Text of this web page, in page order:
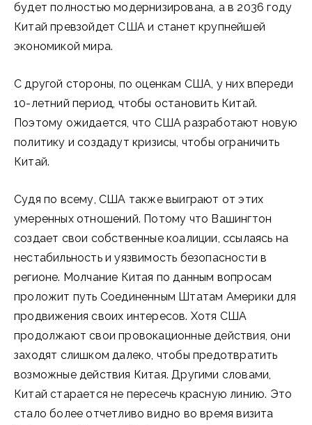
будет полностью модернизирована, а в 2036 году
Китай превзойдет США и станет крупнейшей
экономикой мира.
С другой стороны, по оценкам США, у них впереди
10-летний период, чтобы остановить Китай.
Поэтому ожидается, что США разработают новую
политику и создадут кризисы, чтобы ограничить
Китай.
Судя по всему, США также выиграют от этих
умеренных отношений. Потому что Вашингтон
создает свои собственные коалиции, ссылаясь на
нестабильность и уязвимость безопасности в
регионе. Молчание Китая по данным вопросам
проложит путь Соединенным Штатам Америки для
продвижения своих интересов. Хотя США
продолжают свои провокационные действия, они
заходят слишком далеко, чтобы предотвратить
возможные действия Китая. Другими словами,
Китай старается не пересечь красную линию. Это
стало более отчетливо видно во время визита